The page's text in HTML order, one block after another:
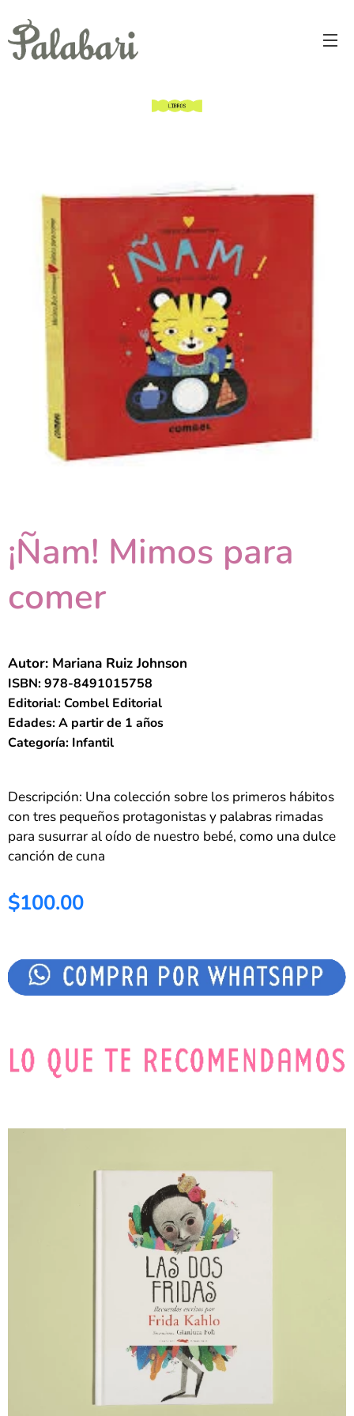
¡Ñam! Mimos para
comer
Autor: Mariana Ruiz Johnson
ISBN: 978-8491015758
Editorial: Combel Editorial
Edades: A partir de 1 años
Categoría: Infantil
Descripción: Una colección sobre los primeros hábitos
con tres pequeños protagonistas y palabras rimadas
para susurrar al oído de nuestro bebé, como una dulce
canción de cuna
$100.00